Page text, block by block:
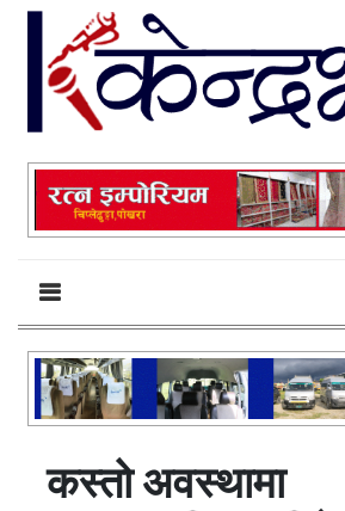
कस्तो अवस्थामा